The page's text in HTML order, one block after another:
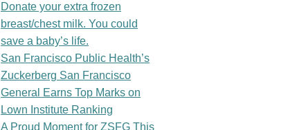
Donate your extra frozen
breast/chest milk. You could
save a baby’s life.
San Francisco Public Health’s
Zuckerberg San Francisco
General Earns Top Marks on
Lown Institute Ranking
A Proud Moment for ZSFG This